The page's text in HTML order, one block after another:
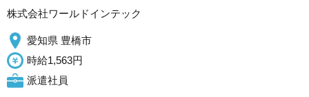
株式会社ワールドインテック
愛知県 豊橋市
時給1,563円
派遣社員